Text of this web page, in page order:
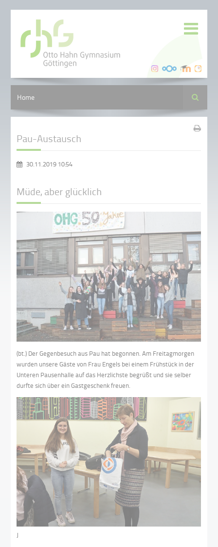
Home Suche
Pau-Austausch
30.11.2019 10:54
Müde, aber glücklich
(bt.) Der Gegenbesuch aus Pau hat begonnen. Am Freitagmorgen
wurden unsere Gäste von Frau Engels bei einem Frühstück in der
Unteren Pausenhalle auf das Herzlichste begrüßt und sie selber
durfte sich über ein Gastgeschenk freuen.
J